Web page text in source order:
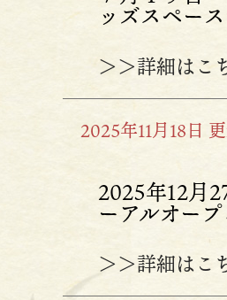
ッズスペー
＞＞詳細はこ
2025年11月18日
2025年12月
ーアルオー
＞＞詳細はこ